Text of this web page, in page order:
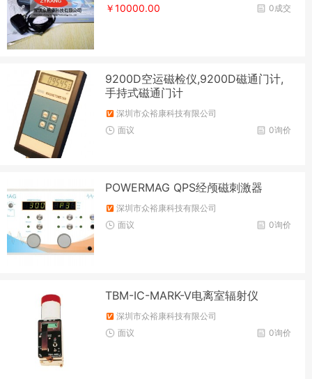
0成交
￥10000.00
9200D空运磁检仪,9200D磁通门计,
手持式磁通门计
深圳市众裕康科技有限公司
0询价
面议
POWERMAG QPS经颅磁刺激器
深圳市众裕康科技有限公司
0询价
面议
TBM-IC-MARK-V电离室辐射仪
深圳市众裕康科技有限公司
0询价
面议